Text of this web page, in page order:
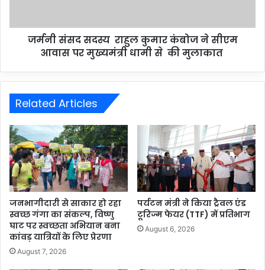
जर्मनी संसद सदस्य राहुल कुमार कंबोज ने सीएम
आवास पर मुख्यमंत्री धामी से की मुलाकात
Related Articles
जनभागीदारी से साकार हो रहा
स्वच्छ गंगा का संकल्प, विष्णु
घाट पर स्वच्छता अभियान बना
कांवड़ यात्रियों के लिए प्रेरणा
August 7, 2026
पर्यटन मंत्री ने किया ट्रैवल एंड
टूरिज्म फेयर (TTF) में प्रतिभाग
August 6, 2026